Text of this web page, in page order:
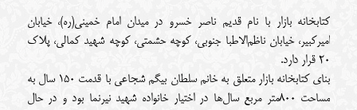
کتابخانه بازار با نام قدیم ناصر خسرو در میدان امام خمینی(ره)، خیابان
امیرکبیر، خیابان ناظم‌الاطبا جنوبی، کوچه حشمتی، کوچه شهید کمالی، پلاک
20 قرار دارد.
بنای کتابخانه بازار متعلق به خانم سلطان بیگم شجاعی با قدمت 150 سال به
مساحت 800متر مربع سال‌ها در اختیار خانواده شهید نیرنما بود و در حال